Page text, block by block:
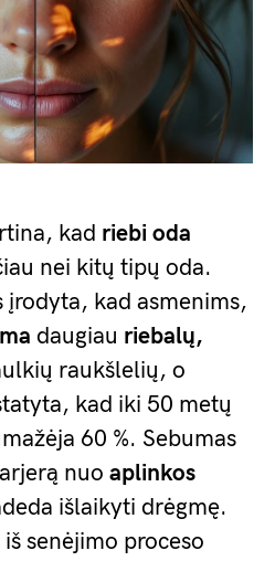
kad riebi oda
nei kitų tipų oda.
kad asmenims,
daugiau riebalų,
raukšlelių, o
kad iki 50 metų
60 %. Sebumas
nuo aplinkos
išlaikyti drėgmę.
senėjimo proceso